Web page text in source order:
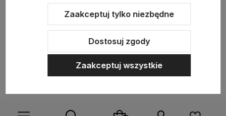
Sklep internetowy Shoper Premium
Szablon Shoper Modern 3.0™
Zaakceptuj tylko niezbędne
Dostosuj zgody
Zaakceptuj wszystkie